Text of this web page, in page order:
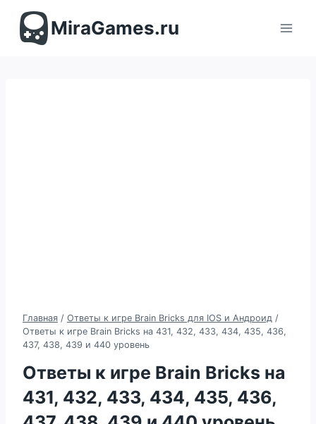
содержимомуMiraGames.ru
Главная / Ответы к игре Brain Bricks для IOS и Андроид /
Ответы к игре Brain Bricks на 431, 432, 433, 434, 435, 436,
437, 438, 439 и 440 уровень
Ответы к игре Brain Bricks на
431, 432, 433, 434, 435, 436,